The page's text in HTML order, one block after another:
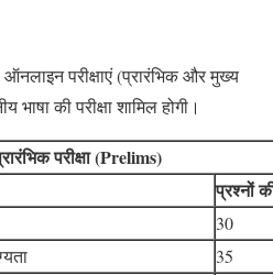
परीक्षाएं (प्रारंभिक और मुख्य
भाषा की परीक्षा शामिल होगी।
परीक्षा (Prelims)
प्रश्नों
30
35